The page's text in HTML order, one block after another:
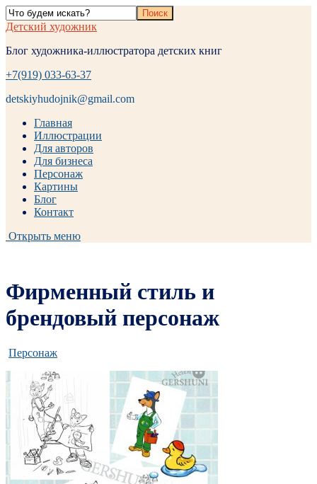
Детский художник
Блог художника-иллюстратора детских книг
+7(919) 033-63-37
detskiyhudojnik@gmail.com
Главная
Иллюстрации
Для авторов
Для бизнеса
Персонаж
Картины
Блог
Контакт
Открыть меню
Фирменный стиль и
брендовый персонаж
Персонаж